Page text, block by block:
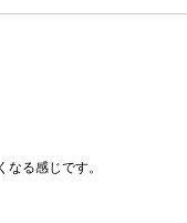
る感じです。